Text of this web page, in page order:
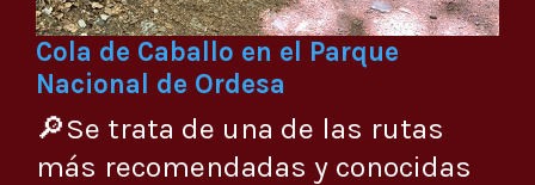
Cola de Caballo en el Parque
Nacional de Ordesa
🔎Se trata de una de las rutas
más recomendadas y conocidas